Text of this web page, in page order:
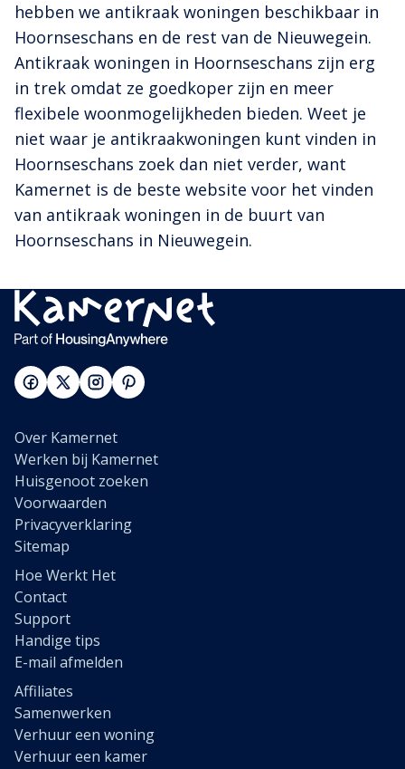
hebben we antikraak woningen beschikbaar in
Hoornseschans en de rest van de Nieuwegein.
Antikraak woningen in Hoornseschans zijn erg
in trek omdat ze goedkoper zijn en meer
flexibele woonmogelijkheden bieden. Weet je
niet waar je antikraakwoningen kunt vinden in
Hoornseschans zoek dan niet verder, want
Kamernet is de beste website voor het vinden
van antikraak woningen in de buurt van
Hoornseschans in Nieuwegein.
Over Kamernet
Werken bij Kamernet
Huisgenoot zoeken
Voorwaarden
Privacyverklaring
Sitemap
Hoe Werkt Het
Contact
Support
Handige tips
E-mail afmelden
Affiliates
Samenwerken
Verhuur een woning
Verhuur een kamer